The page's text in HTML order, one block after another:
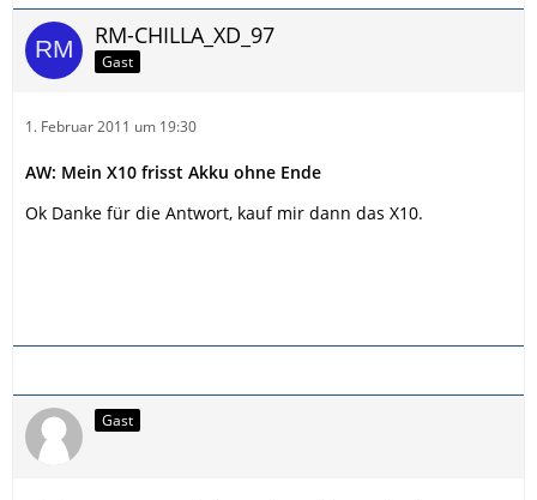
RM-CHILLA_XD_97
Gast
1. Februar 2011 um 19:30
AW: Mein X10 frisst Akku ohne Ende
Ok Danke für die Antwort, kauf mir dann das X10.
Gast